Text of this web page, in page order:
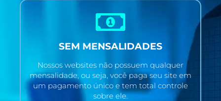
SEM MENSALIDADES
Nossos websites não possuem qualquer
mensalidade, ou seja, você paga seu site em
um pagamento único e tem total controle
sobre ele.